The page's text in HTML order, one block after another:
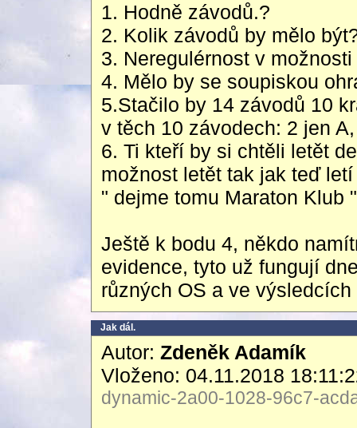
1. Hodně závodů.?
2. Kolik závodů by mělo
3. Neregulérnost v
4. Mělo by se soupiskou
5.Stačilo by 14 závodů 10
v těch 10 závodech: 2 jen
6. Ti kteří by si chtěli letět
možnost letět tak jak teď
" dejme tomu Maraton Klub "
Ještě k bodu 4, někdo
evidence, tyto už fungují
různých OS a ve
Jak dál.
Autor: Zdeněk Adamík
Vloženo: 04.11.2018
dynamic-2a00-1028-96c7-